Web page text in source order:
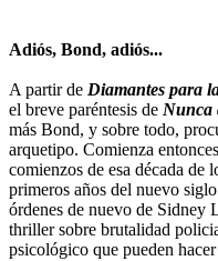
Adiós, Bond, adiós...
A partir de Diamantes para
el breve paréntesis de Nunca
más Bond, y sobre todo,
arquetipo. Comienza
comienzos de esa década de
primeros años del nuevo
órdenes de nuevo de Sidney
thriller sobre brutalidad
psicológico que pueden